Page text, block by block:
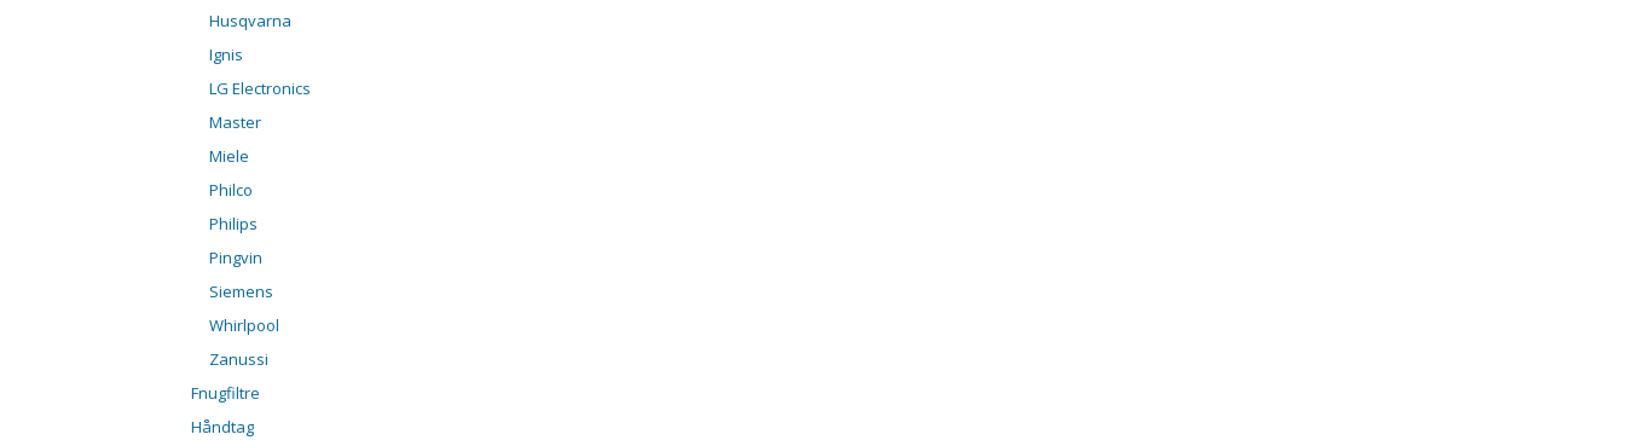
Husqvarna
Ignis
LG Electronics
Master
Miele
Philco
Philips
Pingvin
Siemens
Whirlpool
Zanussi
Fnugfiltre
Håndtag